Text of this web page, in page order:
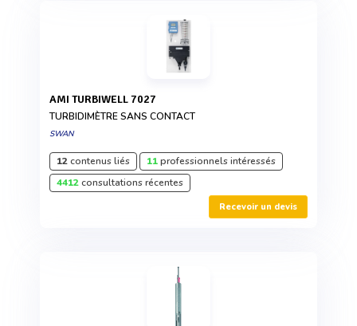
AMI TURBIWELL 7027
TURBIDIMÈTRE SANS CONTACT
SWAN
12contenus liés 11professionnels intéressés
4412consultations récentes
Recevoir un devis